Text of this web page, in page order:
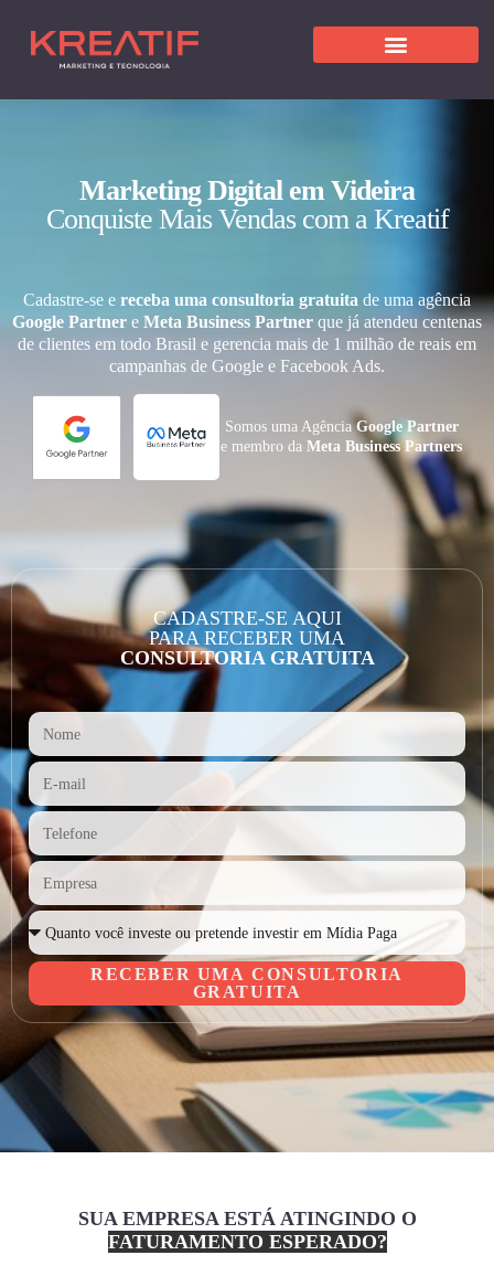
Marketing Digital em Videira
Conquiste Mais Vendas com a Kreatif
Cadastre-se e receba uma consultoria gratuita de uma agência
Google Partner e Meta Business Partner que já atendeu centenas
de clientes em todo Brasil e gerencia mais de 1 milhão de reais em
campanhas de Google e Facebook Ads.
Somos uma AgênciaGoogle Partner
e membro daMeta Business Partners
CADASTRE-SE AQUI
PARA RECEBER UMA
CONSULTORIA GRATUITA
RECEBER UMA CONSULTORIA
GRATUITA
SUA EMPRESA ESTÁ ATINGINDO O
FATURAMENTO ESPERADO?